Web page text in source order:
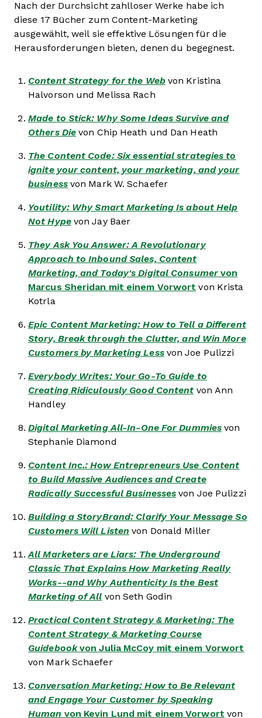
Nach der Durchsicht zahlloser Werke habe ich
diese 17 Bücher zum Content-Marketing
ausgewählt, weil sie effektive Lösungen für die
Herausforderungen bieten, denen du begegnest.
Content Strategy for the Webvon Kristina
Halvorson und Melissa Rach
Made to Stick: Why Some Ideas Survive and
Others Die von Chip Heath und Dan Heath
The Content Code: Six essential strategies to
ignite your content, your marketing, and your
businessvon Mark W. Schaefer
Youtility: Why Smart Marketing Is about Help
Not Hypevon Jay Baer
They Ask You Answer: A Revolutionary
Approach to Inbound Sales, Content
Marketing, and Today's Digital Consumervon
Marcus Sheridan mit einem Vorwort von Krista
Kotrla
Epic Content Marketing: How to Tell a Different
Story, Break through the Clutter, and Win More
Customers by Marketing Lessvon Joe Pulizzi
Everybody Writes: Your Go-To Guide to
Creating Ridiculously Good Content von Ann
Handley
Digital Marketing All-In-One For Dummies von
Stephanie Diamond
Content Inc.: How Entrepreneurs Use Content
to Build Massive Audiences and Create
Radically Successful Businesses von Joe Pulizzi
Building a StoryBrand: Clarify Your Message So
Customers Will Listen von Donald Miller
All Marketers are Liars: The Underground
Classic That Explains How Marketing Really
Works--and Why Authenticity Is the Best
Marketing of All von Seth Godin
Practical Content Strategy & Marketing: The
Content Strategy & Marketing Course
Guidebookvon Julia McCoy mit einem Vorwort
von Mark Schaefer
Conversation Marketing: How to Be Relevant
and Engage Your Customer by Speaking
Human von Kevin Lund mit einem Vorwort von